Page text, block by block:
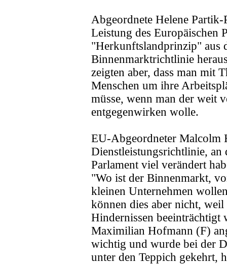
Abgeordnete Helene
Leistung des Europäischen
"Herkunftslandprinzip" aus
Binnenmarktrichtlinie
zeigten aber, dass man mit
Menschen um ihre
müsse, wenn man der weit
entgegenwirken wolle.
EU-Abgeordneter Malcolm
Dienstleistungsrichtlinie, an
Parlament viel verändert
"Wo ist der Binnenmarkt,
kleinen Unternehmen
können dies aber nicht,
Hindernissen beeinträchtigt
Maximilian Hofmann (F)
wichtig und wurde bei der
unter den Teppich gekehrt,